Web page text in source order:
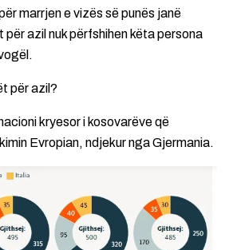
marrjen e vizës së punës janë
për azil nuk përfshihen këta persona
për azil?
kryesor i kosovarëve që
Evropian, ndjekur nga Gjermania.